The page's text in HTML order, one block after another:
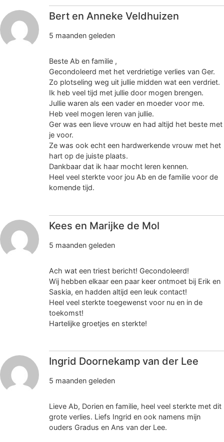
Bert en Anneke Veldhuizen
5 maanden geleden
Beste Ab en familie ,
Gecondoleerd met het verdrietige verlies van Ger.
Zo plotseling weg uit jullie midden wat een verdriet.
Ik heb veel tijd met jullie door mogen brengen.
Jullie waren als een vader en moeder voor me.
Heb veel mogen leren van jullie.
Ger was een lieve vrouw en had altijd het beste met
je voor.
Ze was ook echt een hardwerkende vrouw met het
hart op de juiste plaats.
Dankbaar dat ik haar mocht leren kennen.
Heel veel sterkte voor jou Ab en de familie voor de
komende tijd.
Kees en Marijke de Mol
5 maanden geleden
Ach wat een triest bericht! Gecondoleerd!
Wij hebben elkaar een paar keer ontmoet bij Erik en
Saskia, en hadden altijd een leuk contact!
Heel veel sterkte toegewenst voor nu en in de
toekomst!
Hartelijke groetjes en sterkte!
Ingrid Doornekamp van der Lee
5 maanden geleden
Lieve Ab, Dorien en familie, heel veel sterkte met dit
grote verlies. Liefs Ingrid en ook namens mijn
ouders Gradus en Ans van der Lee.